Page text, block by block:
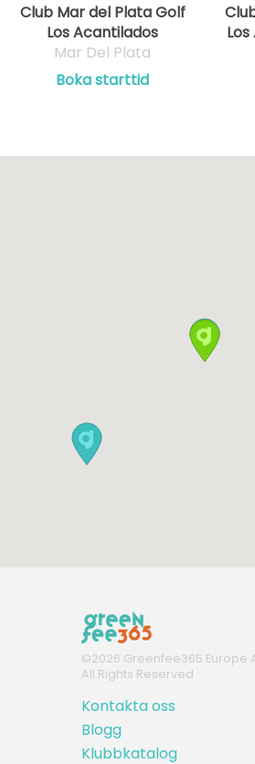
Club Mar del Plata Golf
Los Acantilados
Mar Del Plata
Boka starttid
©2026 Greenfee365 Europe
All Rights Reserved
Kontakta oss
Blogg
Klubbkatalog